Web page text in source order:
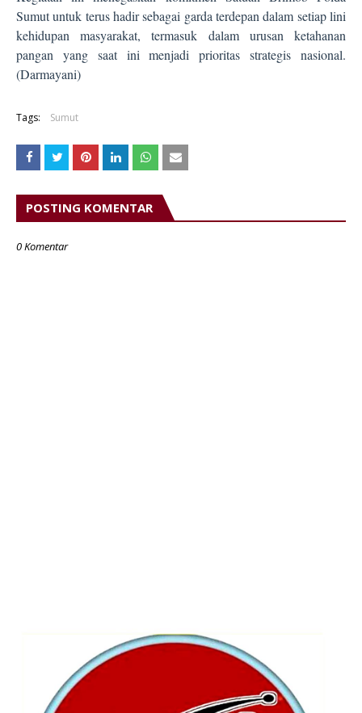
Sumut untuk terus hadir sebagai garda terdepan dalam setiap lini
kehidupan masyarakat, termasuk dalam urusan ketahanan
pangan yang saat ini menjadi prioritas strategis nasional.
(Darmayani)
Tags: Sumut
POSTING KOMENTAR
0 Komentar